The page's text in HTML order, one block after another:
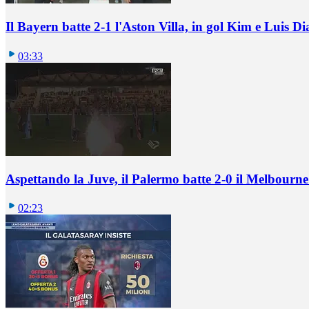
Il Bayern batte 2-1 l'Aston Villa, in gol Kim e Luis
03:33
Aspettando la Juve, il Palermo batte 2-0 il
02:23